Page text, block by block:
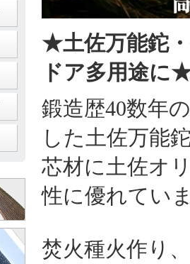
★土佐万能鉈
ドア多用途に
鍛造歴40数年
した土佐万能
芯材に土佐オ
性に優れてい
焚火種火作り